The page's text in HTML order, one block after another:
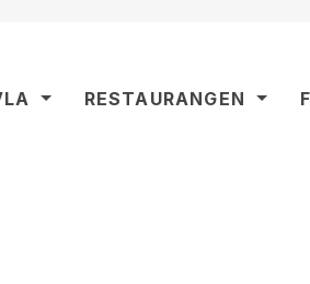
RESTAURANGEN